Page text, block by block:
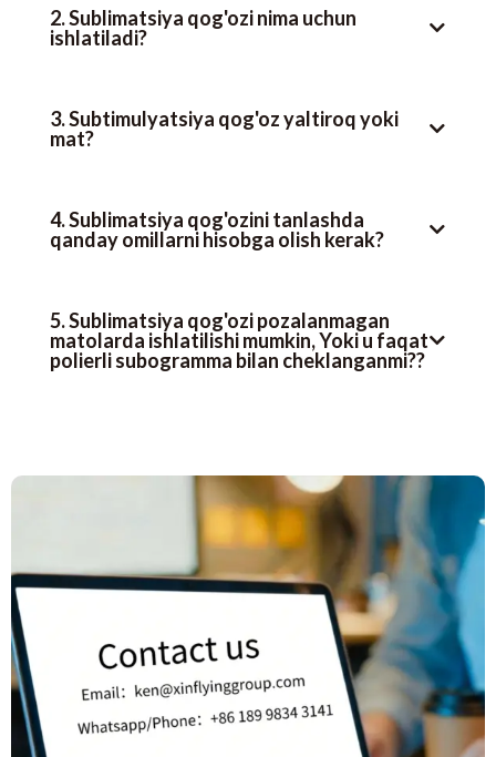
2. Sublimatsiya qog'ozi nima uchun
ishlatiladi?
3. Subtimulyatsiya qog'oz yaltiroq yoki
mat?
4. Sublimatsiya qog'ozini tanlashda
qanday omillarni hisobga olish kerak?
5. Sublimatsiya qog'ozi pozalanmagan
matolarda ishlatilishi mumkin, Yoki u faqat
polierli subogramma bilan cheklanganmi??